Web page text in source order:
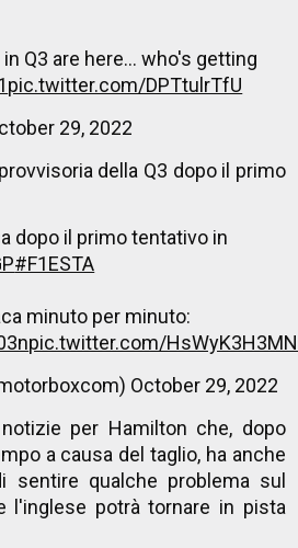
Q3 are here... who's getting
pic.twitter.com/DPTtulrTfU
29, 2022
della Q3 dopo il primo
dopo il primo tentativo in
#F1ESTA
minuto per minuto:
pic.twitter.com/HsWyK3H3MN
October 29, 2022
per Hamilton che, dopo
a causa del taglio, ha anche
sentire qualche problema sul
l'inglese potrà tornare in pista